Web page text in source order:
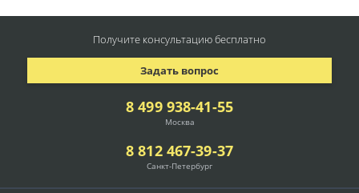
8 499 938-41-55
Москва
8 812 467-39-37
Санкт-Петербург
Задать вопрос
Получите консультациюбесплатно